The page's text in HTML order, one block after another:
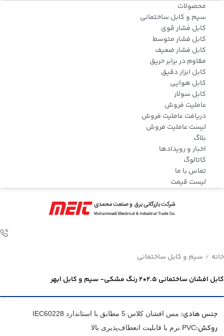
محصولات
سیم و کابل ساختمانی
کابل فشار قوی
کابل فشار متوسط
کابل فشار ضعیف
مقاوم در برابر حریق
کابل ابزار دقیق
کابل هوایی
کابل سولار
عاملیت فروش
دریافت عاملیت فروش
لیست عاملیت فروش
بلاگ
اخبار و رویدادها
کاتالوگ
تماس با ما
لیست قیمت
خانه / سیم و کابل ساختمانی
کابل افشان ساختمانی 2.5*2 رنگ مشکی- سیم و کابل ابهر
جنس هادی: مس افشان کلاس 5 مطابق با استاندارد IEC60228
روکش:PVC نرم با قابلیت انعطاف‌پذیری بالا